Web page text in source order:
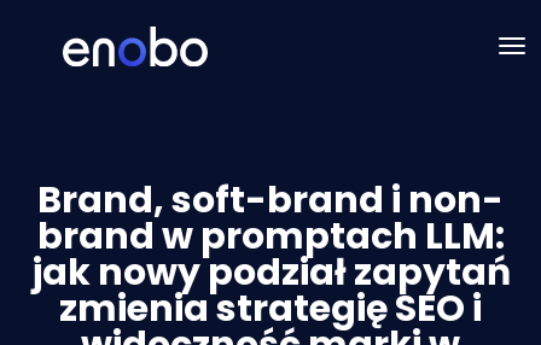
Brand, soft-brand i non-
brand w promptach LLM:
jak nowy podział zapytań
zmienia strategię SEO i